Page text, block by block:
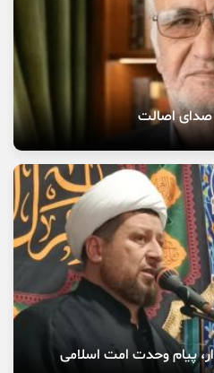
اصالت
پیام وحدت امت اسلامی